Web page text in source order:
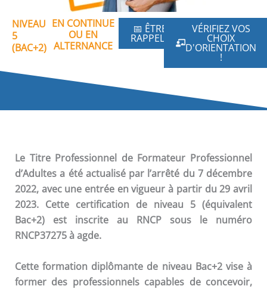
NIVEAU
5
(BAC+2)
EN CONTINUE
OU EN
ALTERNANCE
📅 ÊTRE
RAPPELÉ
VÉRIFIEZ VOS
CHOIX
D'ORIENTATION
!
Le Titre Professionnel de Formateur Professionnel
d’Adultes a été actualisé par l’arrêté du 7 décembre
2022, avec une entrée en vigueur à partir du 29 avril
2023. Cette certification de niveau 5 (équivalent
Bac+2) est inscrite au RNCP sous le numéro
RNCP37275 à agde.
Cette formation diplômante de niveau Bac+2 vise à
former des professionnels capables de concevoir,